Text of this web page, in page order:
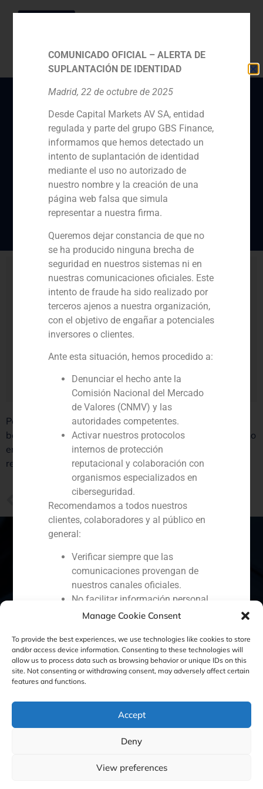
Manage Cookie Consent
To provide the best experiences, we use technologies like cookies to store
and/or access device information. Consenting to these technologies will
allow us to process data such as browsing behavior or unique IDs on this
site. Not consenting or withdrawing consent, may adversely affect certain
features and functions.
Accept
Deny
View preferences
Nuestro Socio Director
de GBS Finance, Pablo
Gómez de Pablos,
participa en la revista
Capital & Corporate
Pablo Gómez de Pablos, Managing Partner, hace
balance del 2022 y aporta su visión para el presente año
en su participación en la edición de enero 2023 de la
revista.
GBS Finance en los medios: la evolución del mercado de activos no productivos
Portugal Colombia
Ecuador Perú Chile China
Política de Cookies Política de Privacidad
Aviso Legal
GBS Finance ©2023
COMUNICADO OFICIAL – ALERTA DE
SUPLANTACIÓN DE IDENTIDAD
Madrid, 22 de octubre de 2025
Desde Capital Markets AV SA, entidad
regulada y parte del grupo GBS Finance,
informamos que hemos detectado un
intento de suplantación de identidad
mediante el uso no autorizado de
nuestro nombre y la creación de una
página web falsa que simula
representar a nuestra firma.
Queremos dejar constancia de que no
se ha producido ninguna brecha de
seguridad en nuestros sistemas ni en
nuestras comunicaciones oficiales. Este
intento de fraude ha sido realizado por
terceros ajenos a nuestra organización,
con el objetivo de engañar a potenciales
inversores o clientes.
Ante esta situación, hemos procedido a:
Denunciar el hecho ante la
Comisión Nacional del Mercado
de Valores (CNMV) y las
autoridades competentes.
Activar nuestros protocolos
internos de protección
reputacional y colaboración con
organismos especializados en
ciberseguridad.
Recomendamos a todos nuestros
clientes, colaboradores y al público en
general:
Verificar siempre que las
comunicaciones provengan de
nuestros canales oficiales.
No facilitar información personal
ni realizar pagos si existen dudas
Reportar cualquier intento
sospechoso a través del correo:
gbs@gbsfinance.com
Toda la información oficial sobre
exclusivamente en nuestros canales
corporativos. Agradecemos vuestra
colaboración y reiteramos nuestro
seguridad y la protección de nuestros